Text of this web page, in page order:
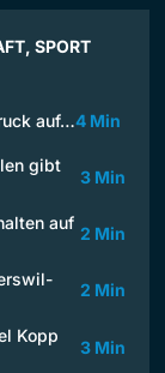
SPORT
auf…4 Min
gibt
3 Min
auf
2 Min
2 Min
Kopp
3 Min